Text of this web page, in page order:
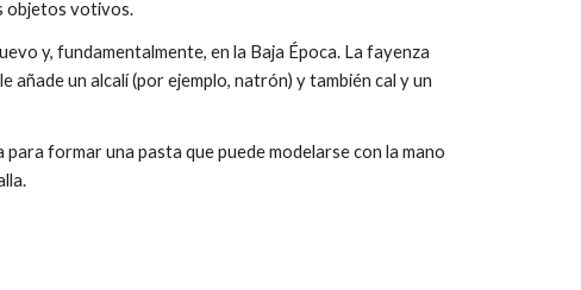
objetos votivos.
y, fundamentalmente, en la Baja Época. La fayenza
un alcalí (por ejemplo, natrón) y también cal y un
formar una pasta que puede modelarse con la mano